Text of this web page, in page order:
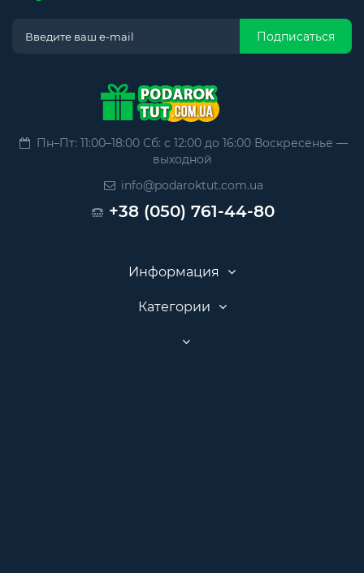
Подписаться
Пн–Пт: 11:00–18:00 Сб: с 12:00 до 16:00 Воскресенье —
выходной
info@podaroktut.com.ua
+38 (050) 761-44-80
Информация
Категории